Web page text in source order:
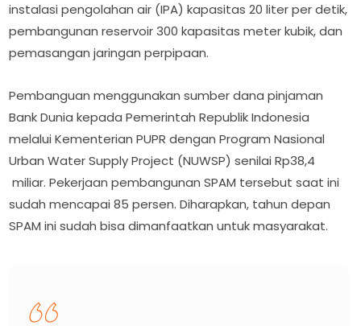
instalasi pengolahan air (IPA) kapasitas 20 liter per detik,
pembangunan reservoir 300 kapasitas meter kubik, dan
pemasangan jaringan perpipaan.
Pembanguan menggunakan sumber dana pinjaman
Bank Dunia kepada Pemerintah Republik Indonesia
melalui Kementerian PUPR dengan Program Nasional
Urban Water Supply Project (NUWSP) senilai Rp38,4
miliar. Pekerjaan pembangunan SPAM tersebut saat ini
sudah mencapai 85 persen. Diharapkan, tahun depan
SPAM ini sudah bisa dimanfaatkan untuk masyarakat.